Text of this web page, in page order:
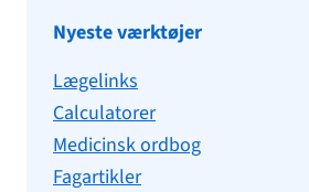
Nyeste værktøjer
Lægelinks
Calculatorer
Medicinsk ordbog
Fagartikler